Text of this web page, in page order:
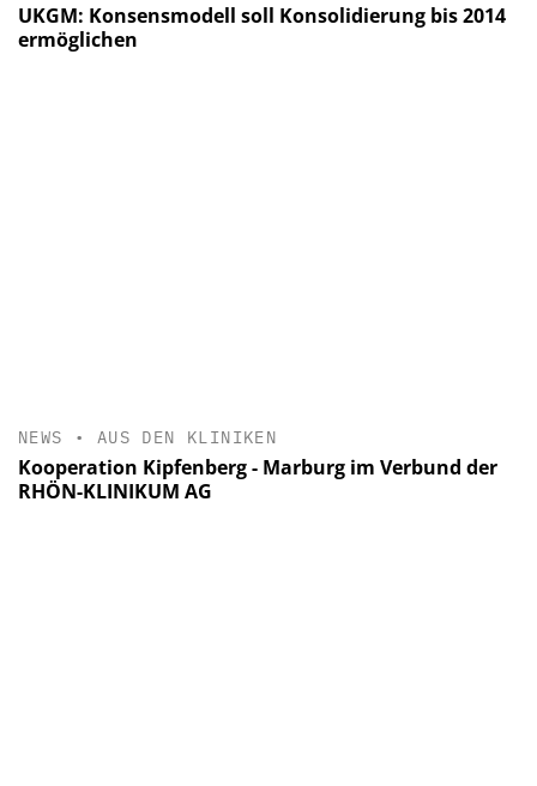
UKGM: Konsensmodell soll Konsolidierung bis 2014
ermöglichen
NEWS • AUS DEN KLINIKEN
Kooperation Kipfenberg - Marburg im Verbund der
RHÖN-KLINIKUM AG